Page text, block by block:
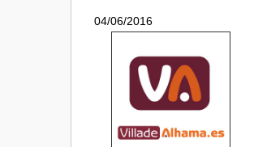
04/06/2016